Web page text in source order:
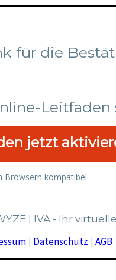
für die
jetzt
Browsern kompatibel.
| IVA - Ihr
| Datenschutz | AGB